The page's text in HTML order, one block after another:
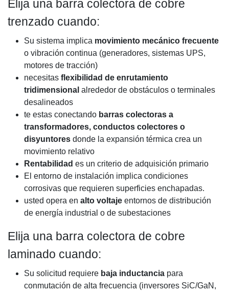
Elija una barra colectora de cobre
trenzado cuando:
Su sistema implica movimiento mecánico frecuente
o vibración continua (generadores, sistemas UPS,
motores de tracción)
necesitas flexibilidad de enrutamiento
tridimensional alrededor de obstáculos o terminales
desalineados
te estas conectando barras colectoras a
transformadores, conductos colectores o
disyuntores donde la expansión térmica crea un
movimiento relativo
Rentabilidad es un criterio de adquisición primario
El entorno de instalación implica condiciones
corrosivas que requieren superficies enchapadas.
usted opera en alto voltaje entornos de distribución
de energía industrial o de subestaciones
Elija una barra colectora de cobre
laminado cuando:
Su solicitud requiere baja inductancia para
conmutación de alta frecuencia (inversores SiC/GaN,